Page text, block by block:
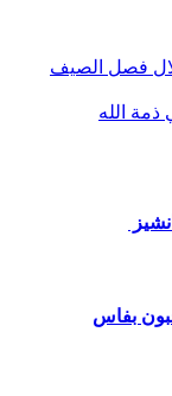
فصل الصيف
الله
بفاس